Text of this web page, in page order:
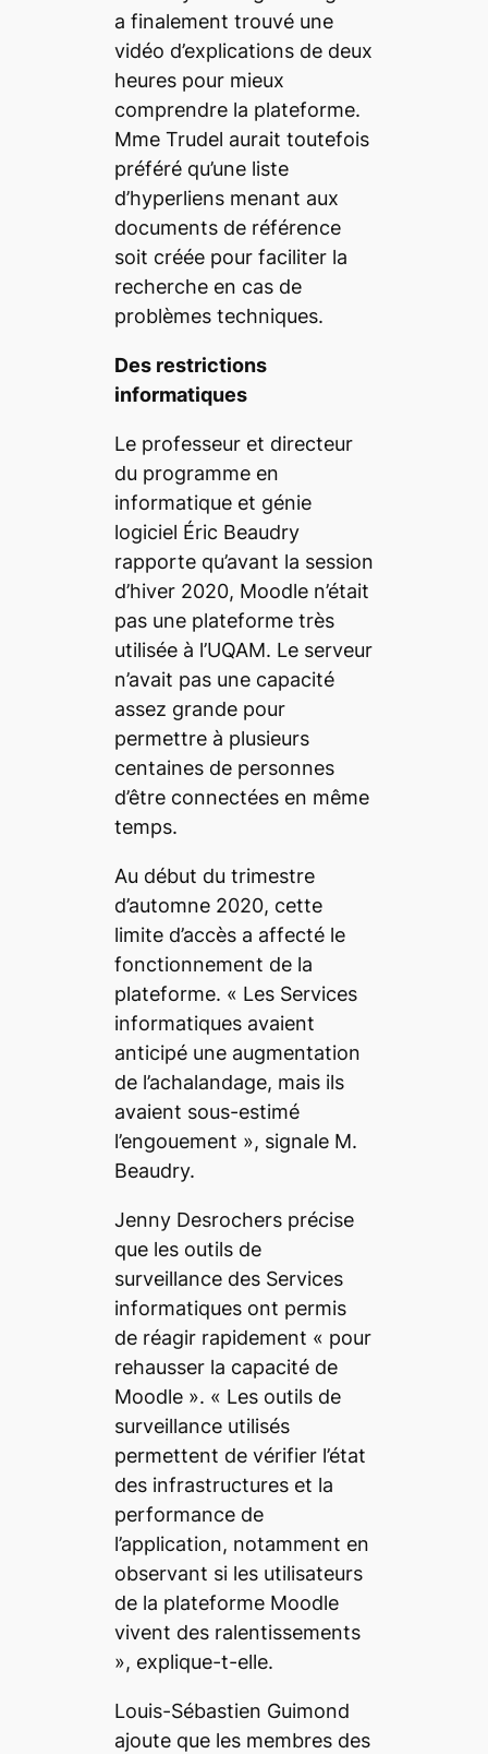
a finalement trouvé une
vidéo d’explications de deux
heures pour mieux
comprendre la plateforme.
Mme Trudel aurait toutefois
préféré qu’une liste
d’hyperliens menant aux
documents de référence
soit créée pour faciliter la
recherche en cas de
problèmes techniques.
Des restrictions
informatiques
Le professeur et directeur
du programme en
informatique et génie
logiciel Éric Beaudry
rapporte qu’avant la session
d’hiver 2020, Moodle n’était
pas une plateforme très
utilisée à l’UQAM. Le serveur
n’avait pas une capacité
assez grande pour
permettre à plusieurs
centaines de personnes
d’être connectées en même
temps.
Au début du trimestre
d’automne 2020, cette
limite d’accès a affecté le
fonctionnement de la
plateforme. « Les Services
informatiques avaient
anticipé une augmentation
de l’achalandage, mais ils
avaient sous-estimé
l’engouement », signale M.
Beaudry.
Jenny Desrochers précise
que les outils de
surveillance des Services
informatiques ont permis
de réagir rapidement « pour
rehausser la capacité de
Moodle ». « Les outils de
surveillance utilisés
permettent de vérifier l’état
des infrastructures et la
performance de
l’application, notamment en
observant si les utilisateurs
de la plateforme Moodle
vivent des ralentissements
», explique-t-elle.
Louis-Sébastien Guimond
ajoute que les membres des